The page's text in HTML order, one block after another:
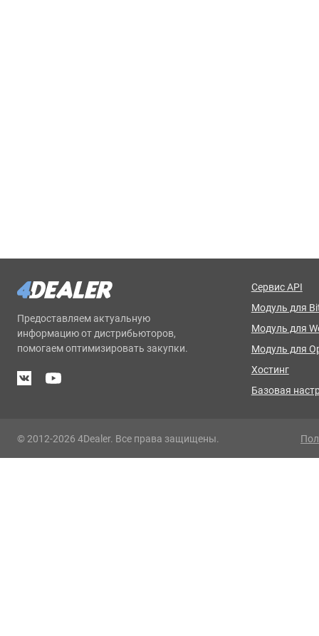
Предоставляем актуальную
информацию от дистрибьюторов,
помогаем оптимизировать закупки.
Сервис API
Модуль для
Модуль для
Модуль для
Хостинг
Базовая
© 2012-2026 4Dealer. Все права защищены.